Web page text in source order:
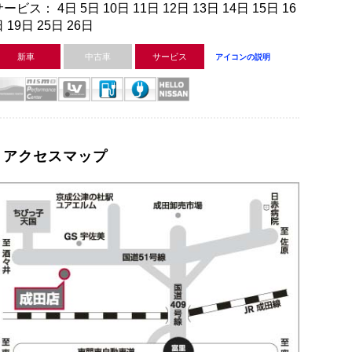
ービス： 4日 5日 10日 11日 12日 13日 14日 15日 16
19日 25日 26日
新車 中古車 サービス アイコンの説明
アクセスマップ